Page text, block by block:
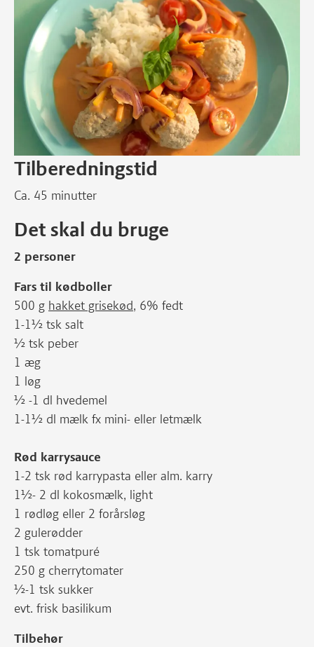
Tilberedningstid
Ca. 45 minutter
Det skal du bruge
2 personer
Fars til kødboller
500 g hakket grisekød, 6% fedt
1-1½ tsk salt
½ tsk peber
1 æg
1 løg
½ -1 dl hvedemel
1-1½ dl mælk fx mini- eller letmælk
Rød karrysauce
1-2 tsk rød karrypasta eller alm. karry
1½- 2 dl kokosmælk, light
1 rødløg eller 2 forårsløg
2 gulerødder
1 tsk tomatpuré
250 g cherrytomater
½-1 tsk sukker
evt. frisk basilikum
Tilbehør